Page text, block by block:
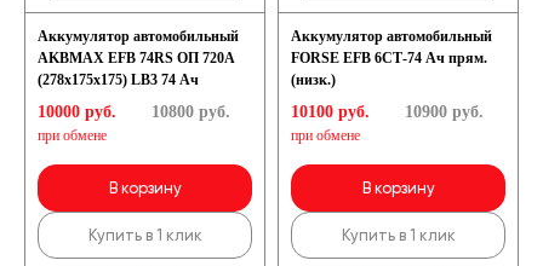
Аккумулятор автомобильный
AKBMAX EFB 74RS ОП 720A
(278x175x175) LB3 74 Ач
10000 руб.
при обмене
10800руб.
В корзину
Купить в 1 клик
Аккумулятор автомобильный
FORSE EFB 6СТ-74 Ач прям.
(низк.)
10100 руб.
при обмене
10900руб.
В корзину
Купить в 1 клик